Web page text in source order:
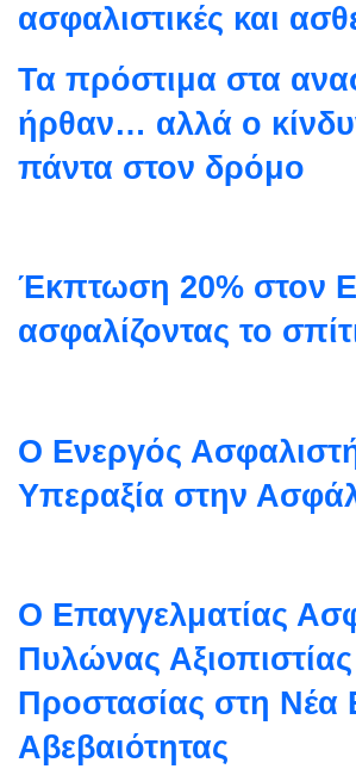
ασφαλιστικές και
Τα πρόστιμα στα
ήρθαν… αλλά ο
πάντα στον δρόμο
Έκπτωση 20% στον
ασφαλίζοντας το
Ο Ενεργός
Υπεραξία στην
Ο Επαγγελματίας
Πυλώνας Αξιοπιστίας
Προστασίας στη Νέα
Αβεβαιότητας